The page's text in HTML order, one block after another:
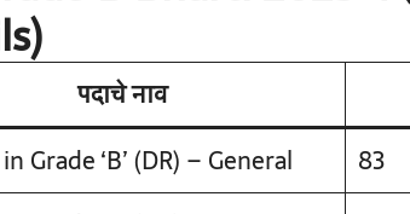
पदाचे नाव
Grade ‘B’ (DR) – General
83